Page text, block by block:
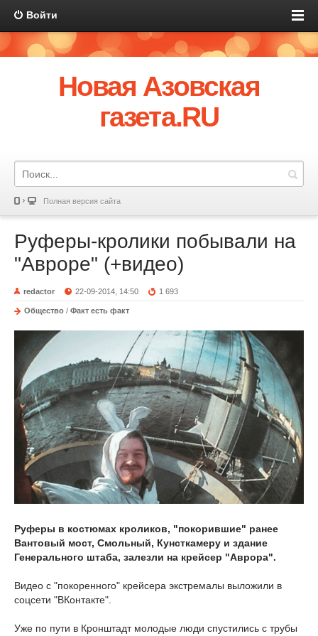
Войти
Новая Азовская
газета.RU
Полная версия сайта
Руферы-кролики побывали на
"Авроре" (+видео)
redactor 22-09-2014, 14:50 1 693
Общество / Факт есть факт
Руферы в костюмах кроликов, "покорившие" ранее
Вантовый мост, Смольный, Кунсткамеру и здание
Генерального штаба, залезли на крейсер "Аврора".
Видео с "покоренного" крейсера экстремалы выложили в
соцсети "ВКонтакте".
Уже по пути в Кронштадт молодые люди спустились с трубы